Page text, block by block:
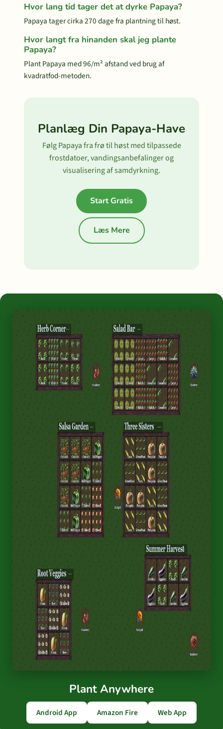
Hvor lang tid tager det at dyrke Papaya?
Papaya tager cirka 270 dage fra plantning til høst.
Hvor langt fra hinanden skal jeg plante
Papaya?
Plant Papaya med 96/m² afstand ved brug af
kvadratfod-metoden.
Planlæg Din Papaya-Have
Følg Papaya fra frø til høst med tilpassede
frostdatoer, vandingsanbefalinger og
visualisering af samdyrkning.
Start Gratis
Læs Mere
Plant Anywhere
Android App Amazon Fire Web App